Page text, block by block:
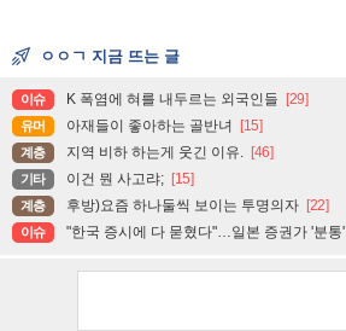
ㅇㅇㄱ 지금 뜨는 글
이슈 K 폭염에 혀를 내두르는 외국인들 [29]
유머 아재들이 좋아하는 골반녀 [15]
계층 지역 비하 하는게 웃긴 이유. [46]
기타 이건 뭔 사고랴; [15]
계층 후방)요즘 하나둘씩 보이는 투명의자 [22]
이슈 "한국 증시에 다 묻혔다"…일본 증권가 '분통'